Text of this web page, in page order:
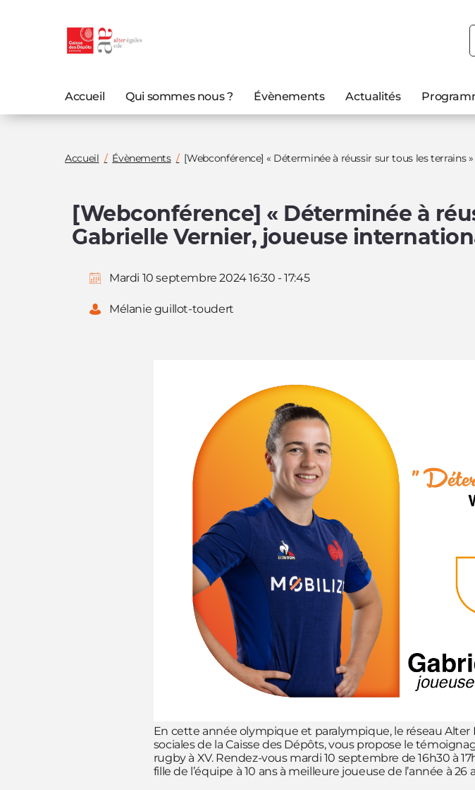
contenu
principal
menu
principal
Accueil Qui sommes nous ? Évènements Actualités
Vous
Accueil Évènements [Webconférence] « Déterminée à réussir sur tous les terrains
[Webconférence] « Déterminée à
Gabrielle Vernier, joueuse
Mardi 10 septembre 2024 16:30 - 17:45
Mélanie guillot-toudert
En cette année olympique et paralympique, le réseau
sociales de la Caisse des Dépôts, vous propose le
rugby à XV. Rendez-vous mardi 10 septembre de 16h30 à
fille de l’équipe à 10 ans à meilleure joueuse de l’année à 26